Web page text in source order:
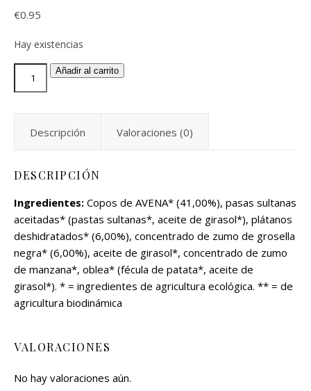
€0.95
Hay existencias
Añadir al carrito
Descripción Valoraciones (0)
DESCRIPCIÓN
Ingredientes: Copos de AVENA* (41,00%), pasas sultanas
aceitadas* (pastas sultanas*, aceite de girasol*), plátanos
deshidratados* (6,00%), concentrado de zumo de grosella
negra* (6,00%), aceite de girasol*, concentrado de zumo
de manzana*, oblea* (fécula de patata*, aceite de
girasol*). * = ingredientes de agricultura ecológica. ** = de
agricultura biodinámica
VALORACIONES
No hay valoraciones aún.